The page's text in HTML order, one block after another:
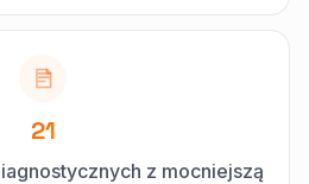
21
z mocniejszą